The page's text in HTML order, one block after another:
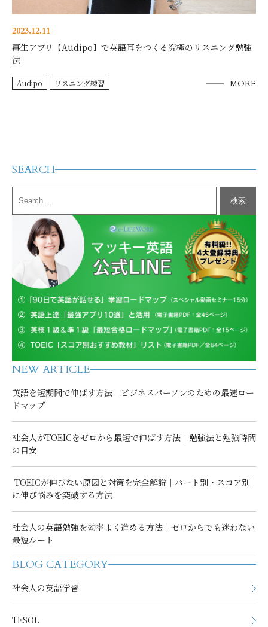
2023.12.11
再生アプリ【Audipo】で英語耳をつくる究極のリスニング勉強
法
Audipo リスニング練習 MORE
SEARCH
NEW ARTICLE
英語を短期間で伸ばす方法｜ビジネスパーソンのための最速ロー
ドマップ
社会人がTOEICをゼロから最短で伸ばす方法｜勉強法と勉強時間
の目安
TOEICが伸びない原因と対策を完全解説｜パート別・スコア別
に伸び悩みを突破する方法
社会人の英語勉強を効率よく進める方法｜ゼロからでも迷わない
最短ルート
BLOG CATEGORY
社会人の英語学習
TESOL